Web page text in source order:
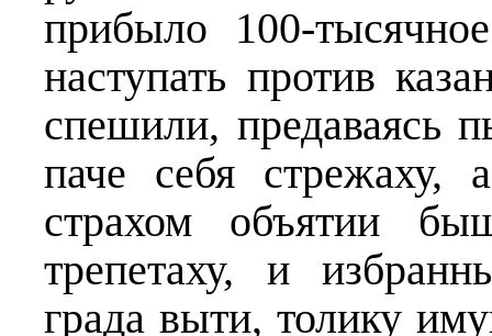
прибыло 100-
наступать против
спешили, предаваясь
паче себя
страхом объятии
трепетаху, и
града выти, толику